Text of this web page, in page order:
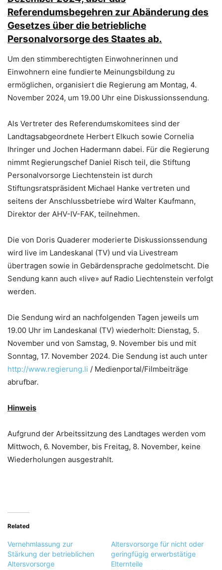
Referendumsbegehren zur Abänderung des
Gesetzes über die betriebliche
Personalvorsorge des Staates ab.
Um den stimmberechtigten Einwohnerinnen und
Einwohnern eine fundierte Meinungsbildung zu
ermöglichen, organisiert die Regierung am Montag, 4.
November 2024, um 19.00 Uhr eine Diskussionssendung.
Als Vertreter des Referendumskomitees sind der
Landtagsabgeordnete Herbert Elkuch sowie Cornelia
Ihringer und Jochen Hadermann dabei. Für die Regierung
nimmt Regierungschef Daniel Risch teil, die Stiftung
Personalvorsorge Liechtenstein ist durch
Stiftungsratspräsident Michael Hanke vertreten und
seitens der Anschlussbetriebe wird Walter Kaufmann,
Direktor der AHV-IV-FAK, teilnehmen.
Die von Doris Quaderer moderierte Diskussionssendung
wird live im Landeskanal (TV) und via Livestream
übertragen sowie in Gebärdensprache gedolmetscht. Die
Sendung kann auch «live» auf Radio Liechtenstein verfolgt
werden.
Die Sendung wird an nachfolgenden Tagen jeweils um
19.00 Uhr im Landeskanal (TV) wiederholt: Dienstag, 5.
November und von Samstag, 9. November bis und mit
Sonntag, 17. November 2024. Die Sendung ist auch unter
http://www.regierung.li / Medienportal/Filmbeiträge
abrufbar.
Hinweis
Aufgrund der Arbeitssitzung des Landtages werden vom
Mittwoch, 6. November, bis Freitag, 8. November, keine
Wiederholungen ausgestrahlt.
Related
Vernehmlassung zur
Stärkung der betrieblichen
Altersvorsorge
Altersvorsorge für nicht oder
geringfügig erwerbstätige
Elternteile